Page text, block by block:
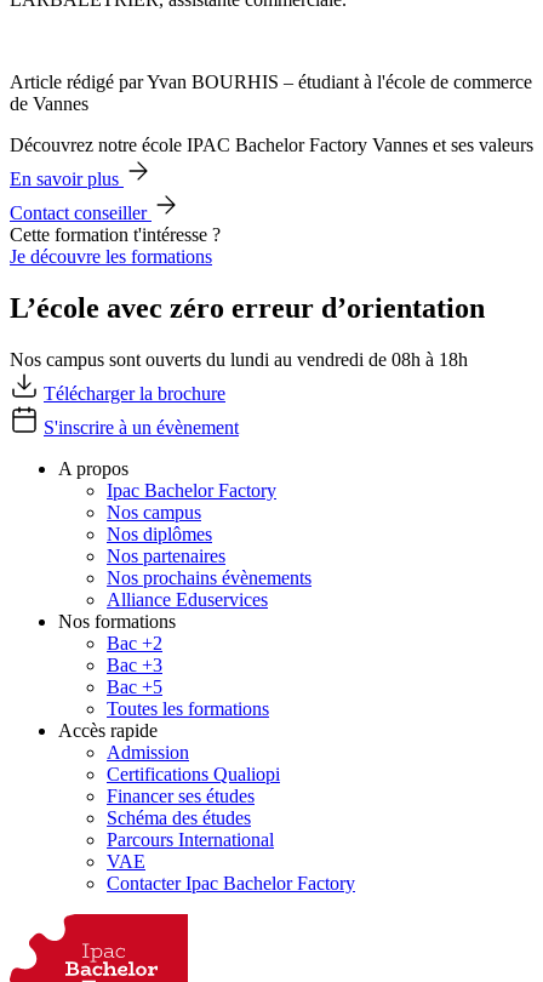
Article rédigé par Yvan BOURHIS – étudiant à l'école de commerce
de Vannes
Découvrez notre école IPAC Bachelor Factory Vannes et ses valeurs
En savoir plus
Contact conseiller
Cette formation t'intéresse ?
Je découvre les formations
L’école avec zéro erreur d’orientation
Nos campus sont ouverts du lundi au vendredi de 08h à 18h
Télécharger la brochure
S'inscrire à un évènement
A propos
Ipac Bachelor Factory
Nos campus
Nos diplômes
Nos partenaires
Nos prochains évènements
Alliance Eduservices
Nos formations
Bac +2
Bac +3
Bac +5
Toutes les formations
Accès rapide
Admission
Certifications Qualiopi
Financer ses études
Schéma des études
Parcours International
VAE
Contacter Ipac Bachelor Factory